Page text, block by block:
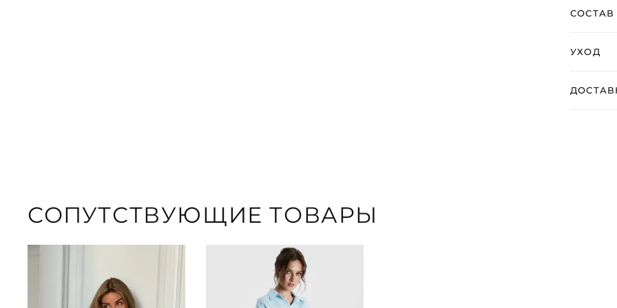
СОСТАВ
УХОД
СОПУТСТВУЮЩИЕ ТОВАРЫ